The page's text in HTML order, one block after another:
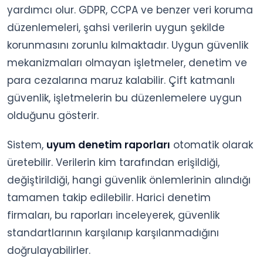
yardımcı olur. GDPR, CCPA ve benzer veri koruma
düzenlemeleri, şahsi verilerin uygun şekilde
korunmasını zorunlu kılmaktadır. Uygun güvenlik
mekanizmaları olmayan işletmeler, denetim ve
para cezalarına maruz kalabilir. Çift katmanlı
güvenlik, işletmelerin bu düzenlemelere uygun
olduğunu gösterir.
Sistem, uyum denetim raporları otomatik olarak
üretebilir. Verilerin kim tarafından erişildiği,
değiştirildiği, hangi güvenlik önlemlerinin alındığı
tamamen takip edilebilir. Harici denetim
firmaları, bu raporları inceleyerek, güvenlik
standartlarının karşılanıp karşılanmadığını
doğrulayabilirler.